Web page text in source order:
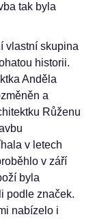
tak byla
vlastní skupina
historii.
Anděla
a
Růženu
v letech
v září
byla
podle značek.
nabízelo i